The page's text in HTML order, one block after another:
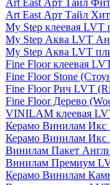
Art East Арт Тайл
Art East Арт Тайл Хит
My Step клеевая LVT
My Step Аква LVT
My Step Аква LVT
Fine Floor клеевая
Fine Floor Stone
Fine Floor Рич LVT
Fine Floor Дерево
VINILAM клеевая
Керамо Винилам
Керамо Винилам
Винилам Пакет
Винилам Премиум
Керамо Винилам